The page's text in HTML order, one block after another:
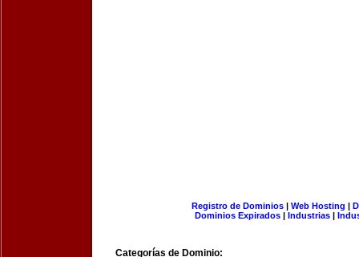
Registro de Dominios| Web Hosting |
Dominios Expirados | Industrias |
Categorías de Dominio: